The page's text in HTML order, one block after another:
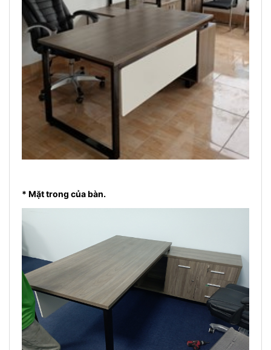
* Mặt trong của bàn.